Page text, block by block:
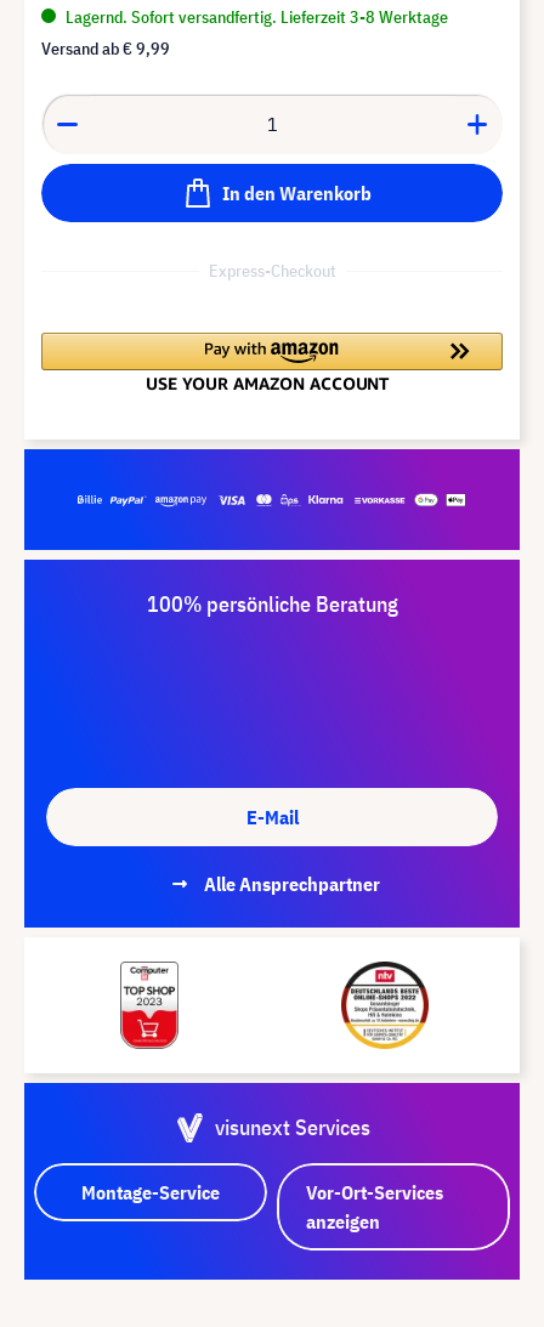
Lagernd. Sofort versandfertig. Lieferzeit 3-8 Werktage
Versand ab€ 9,99
In den Warenkorb
Express-Checkout
100% persönliche Beratung
E-Mail
Alle Ansprechpartner
visunext Services
Montage-Service
Vor-Ort-Services
anzeigen